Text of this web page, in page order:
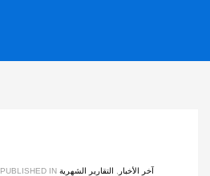
PUBLISHED IN آخر الأخبار التقارير الشهرية